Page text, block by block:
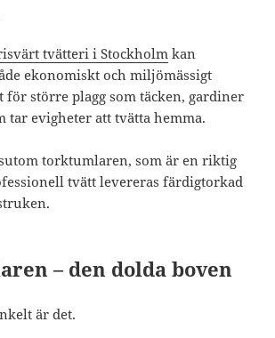
tvätteri i Stockholm kan
ekonomiskt och miljömässigt
för större plagg som täcken, gardiner
tar evigheter att tvätta hemma.
torktumlaren, som är en riktig
tvätt levereras färdigtorkad
– den dolda boven
är det.